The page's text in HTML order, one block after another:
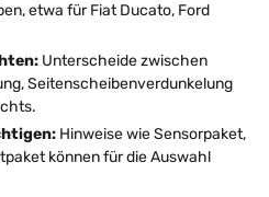
etwa für Fiat Ducato, Ford
Unterscheide zwischen
Seitenscheibenverdunkelung
Hinweise wie Sensorpaket,
können für die Auswahl